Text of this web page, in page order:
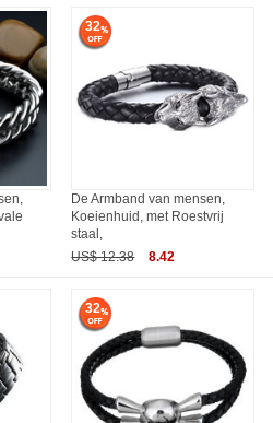
32
De Armband van mensen,
Koeienhuid, met Roestvrij
staal,
US$ 12.38
8.42
32